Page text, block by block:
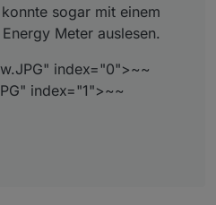
sogar mit einem
Meter auslesen.
index="0">~~
index="1">~~